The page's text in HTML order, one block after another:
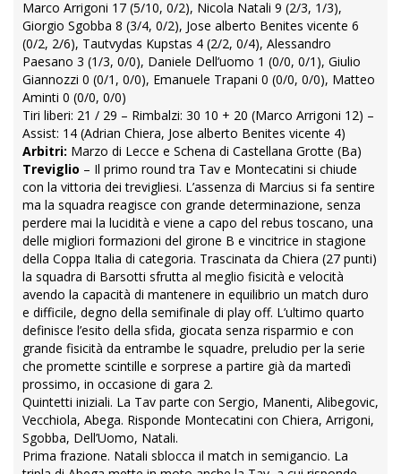
Marco Arrigoni 17 (5/10, 0/2), Nicola Natali 9 (2/3, 1/3),
Giorgio Sgobba 8 (3/4, 0/2), Jose alberto Benites vicente 6
(0/2, 2/6), Tautvydas Kupstas 4 (2/2, 0/4), Alessandro
Paesano 3 (1/3, 0/0), Daniele Dell’uomo 1 (0/0, 0/1), Giulio
Giannozzi 0 (0/1, 0/0), Emanuele Trapani 0 (0/0, 0/0), Matteo
Aminti 0 (0/0, 0/0)
Tiri liberi: 21 / 29 – Rimbalzi: 30 10 + 20 (Marco Arrigoni 12) –
Assist: 14 (Adrian Chiera, Jose alberto Benites vicente 4)
Arbitri: Marzo di Lecce e Schena di Castellana Grotte (Ba)
Treviglio – Il primo round tra Tav e Montecatini si chiude
con la vittoria dei trevigliesi. L’assenza di Marcius si fa sentire
ma la squadra reagisce con grande determinazione, senza
perdere mai la lucidità e viene a capo del rebus toscano, una
delle migliori formazioni del girone B e vincitrice in stagione
della Coppa Italia di categoria. Trascinata da Chiera (27 punti)
la squadra di Barsotti sfrutta al meglio fisicità e velocità
avendo la capacità di mantenere in equilibrio un match duro
e difficile, degno della semifinale di play off. L’ultimo quarto
definisce l’esito della sfida, giocata senza risparmio e con
grande fisicità da entrambe le squadre, preludio per la serie
che promette scintille e sorprese a partire già da martedì
prossimo, in occasione di gara 2.
Quintetti iniziali. La Tav parte con Sergio, Manenti, Alibegovic,
Vecchiola, Abega. Risponde Montecatini con Chiera, Arrigoni,
Sgobba, Dell’Uomo, Natali.
Prima frazione. Natali sblocca il match in semigancio. La